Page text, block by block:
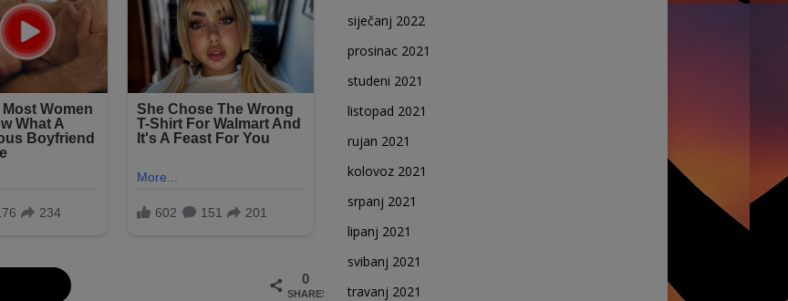
0
SHARES
siječanj 2022
prosinac 2021
studeni 2021
listopad 2021
rujan 2021
kolovoz 2021
srpanj 2021
lipanj 2021
svibanj 2021
travanj 2021